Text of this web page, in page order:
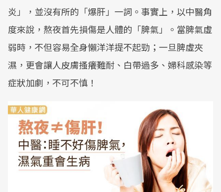
炎」，並沒有所的「爆肝」一詞。事實上，以中醫角
度來說，熬夜首先損傷是人體的「脾氣」。當脾氣虛
弱時，不但容易全身懶洋洋提不起勁；一旦脾虛夾
濕，更會讓人皮膚搔癢難耐、白帶過多、婦科感染等
症狀加劇，不可不慎！